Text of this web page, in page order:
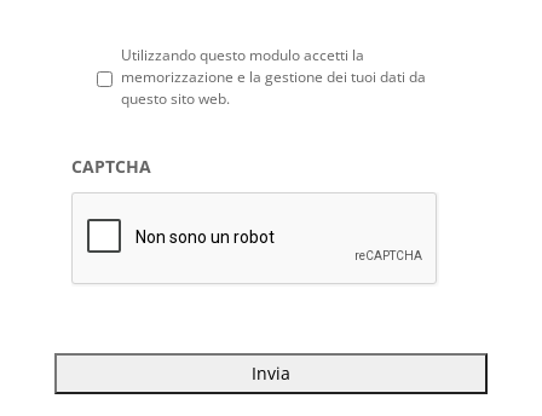
Privacy *
Utilizzando questo modulo accetti la
memorizzazione e la gestione dei tuoi dati da
questo sito web.
CAPTCHA